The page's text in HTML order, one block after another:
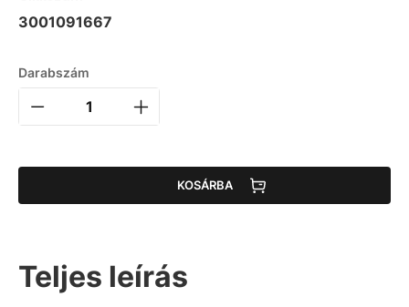
3001091667
Darabszám
KOSÁRBA
Teljes leírás